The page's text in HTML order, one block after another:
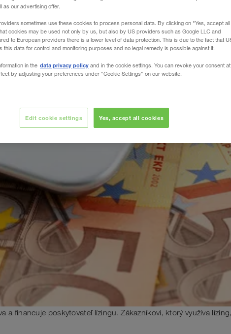
a financuje poskytovateľ lízingu. Zákazníkovi, ktorý využíva
as our advertising offer.
sometimes use these cookies to process personal data. By clicking on "Yes, accept all
cookies may be used not only by us, but also by US providers such as Google LLC and
to European providers there is a lower level of data protection. This is due to the fact that
this data for control and monitoring purposes and no legal remedy is possible against it.
in the data privacy policy and in the cookie settings. You can revoke your consent at
by adjusting your preferences under "Cookie Settings" on our website.
Yes, accept all cookies
Edit cookie settings